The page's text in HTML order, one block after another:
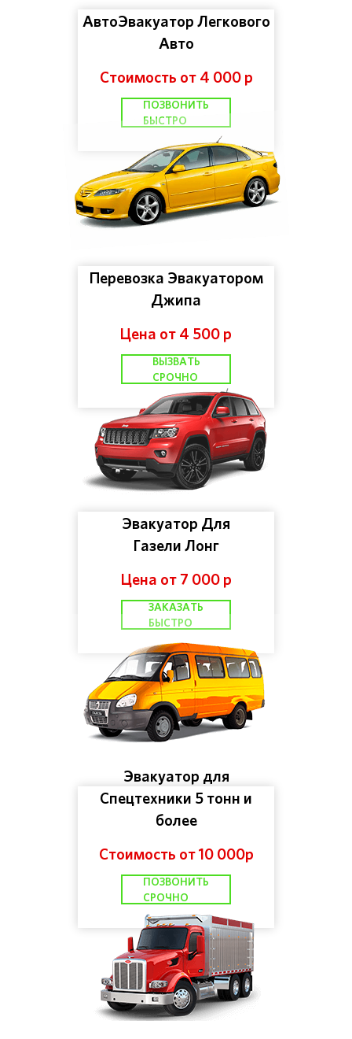
АвтоЭвакуатор Легкового
Авто
Стоимость от 4 000 р
ПОЗВОНИТЬ
БЫСТРО
Перевозка Эвакуатором
Джипа
Цена от 4 500 р
ВЫЗВАТЬ
СРОЧНО
Эвакуатор Для
Газели Лонг
Цена от 7 000 р
ЗАКАЗАТЬ
БЫСТРО
Эвакуатор для
Спецтехники 5 тонн и
более
Стоимость от 10 000р
ПОЗВОНИТЬ
СРОЧНО